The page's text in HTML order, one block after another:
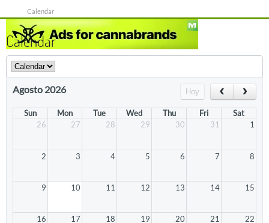
Calendar
Calendar
Agosto 2026 Hoy
Sun Mon Tue Wed Thu Fri
Sat
26
27 28 29 30 31 1
2 3 4 5 6 7 8
9 10 11 12 13 14 15
16 17 18 19 20 21 22